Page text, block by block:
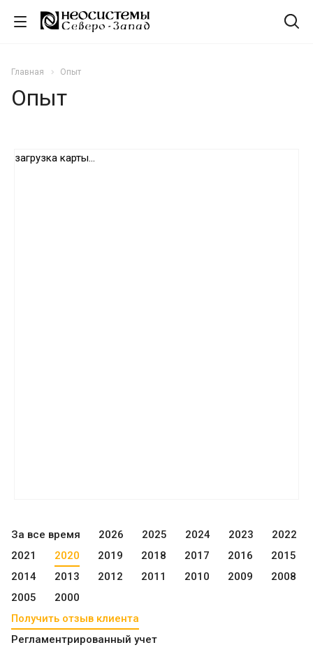
Главная Опыт
Опыт
загрузка карты...
За все время 2026 2025 2024 2023
2022
2021
2020 2019 2018 2017 2016
2015
2014
2013 2012 2011 2010 2009
2008
2005
2000
Получить отзыв клиента
Регламентрированный учет